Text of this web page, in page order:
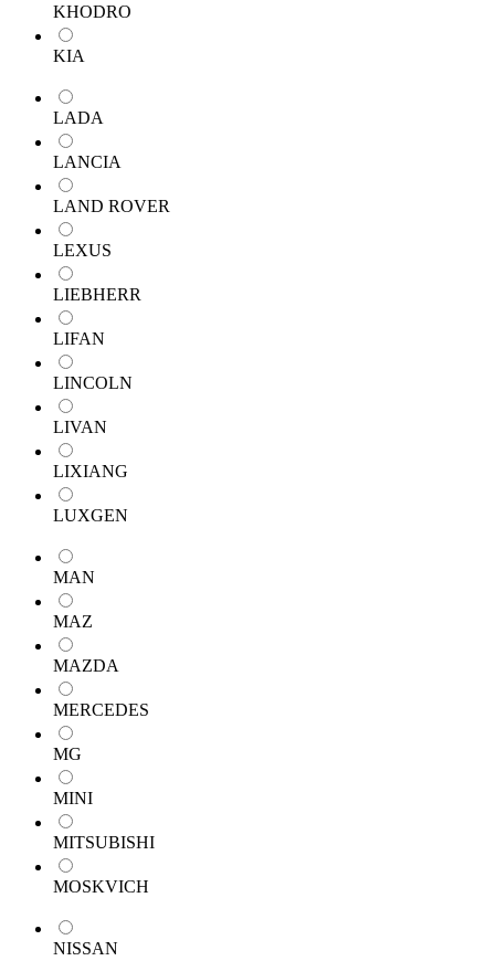
KHODRO
KIA
LADA
LANCIA
LAND ROVER
LEXUS
LIEBHERR
LIFAN
LINCOLN
LIVAN
LIXIANG
LUXGEN
MAN
MAZ
MAZDA
MERCEDES
MG
MINI
MITSUBISHI
MOSKVICH
NISSAN